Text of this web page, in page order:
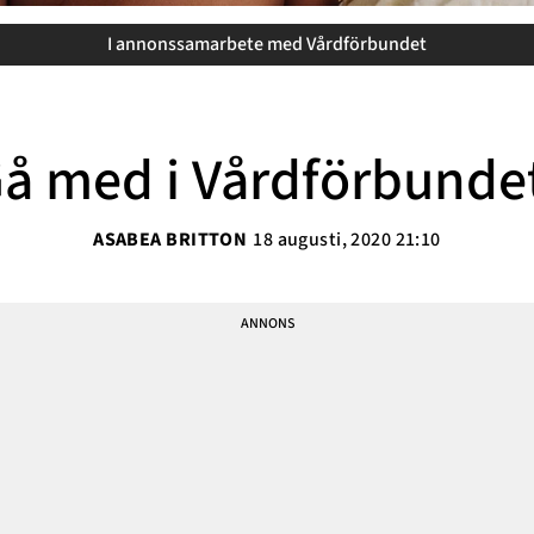
Delshad
Wikström
Hulldin
I annonssamarbete med Vårdförbundet
med i
ASABEA BRITTON 18 augusti, 2020 21:10